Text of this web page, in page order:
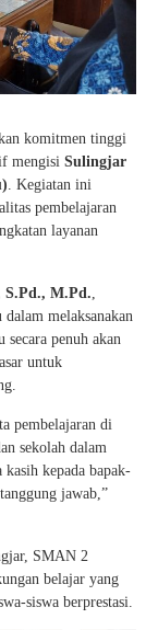
komitmen tinggi
mengisi Sulingjar
. Kegiatan ini
pembelajaran
layanan
S.Pd., M.Pd.,
dalam melaksanakan
penuh akan
untuk
pembelajaran di
sekolah dalam
kepada bapak-
jawab,”
SMAN 2
belajar yang
siswa berprestasi.